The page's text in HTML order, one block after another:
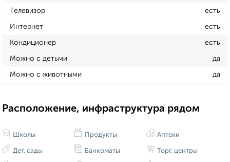
Телевизор есть
Интернет есть
Кондиционер есть
Можно с детьми да
Можно с животными да
Расположение, инфраструктура рядом
Школы
Дет. сады
Продукты
Банкоматы
Аптеки
Торг. центры